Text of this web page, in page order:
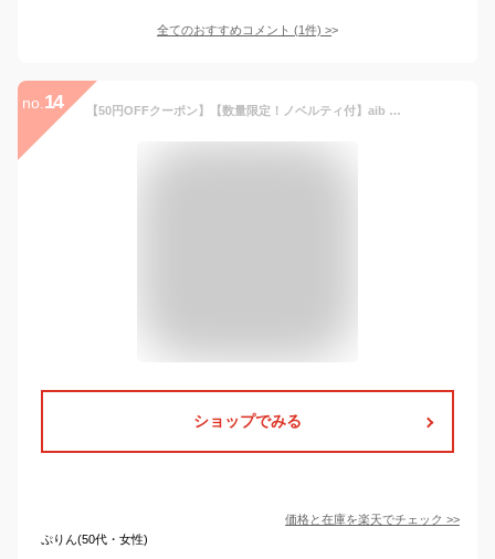
全てのおすすめコメント (1件) >
no. 14 【50円OFFクーポン】【数量限定！ノベルティ付】aib インナーハイドラCローション 70ml チューブタイプ アイブ 潤滑ローション マッサージ ジェル 日本製 乾燥 くすみ対策 拭き取り不要 女性用潤滑 保湿 膣トレ フェムケア デリケートゾーン【メール便可】【SIB】【海外×】
ショップでみる
価格と在庫を楽天でチェック >>
ぷりん(50代・女性)